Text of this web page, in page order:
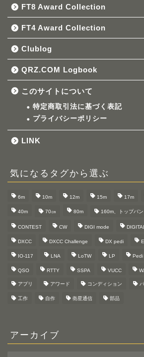
FT8 Award Collection
FT4 Award Collection
Clublog
QRZ.COM Logbook
このサイトについて
特定商取引法に基づく表記
プライバシーポリシー
LINK
気になるタグから選ぶ
6m 10m 12m 15m 17m
40m 70㎝ 80m 160m、トップバン
CONTEST CW DIGI mode
DXCC DXCC Challenge DX pedi
IO-117 LNA LoTW LP Pedi
QSO RTTY SSPA VUCC
アプリ アワード コンディション
工作 自作 衛星通信 部品
アーカイブ